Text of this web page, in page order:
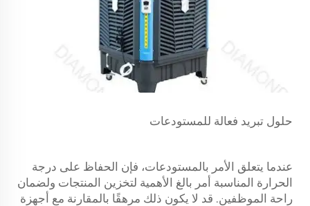
حلول تبريد فعالة للمستودعات
عندما يتعلق الأمر بالمستودعات، فإن الحفاظ على درجة
الحرارة المناسبة أمر بالغ الأهمية لتخزين المنتجات ولضمان
راحة الموظفين. قد لا يكون ذلك مرهقًا بالمقارنة مع أجهزة